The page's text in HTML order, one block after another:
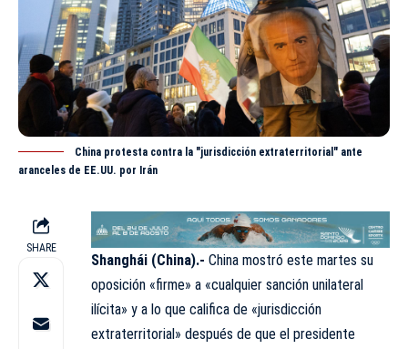
China protesta contra la "jurisdicción extraterritorial" ante
aranceles de EE.UU. por Irán
SHARE
Shanghái (China).- China mostró este martes su
oposición «firme» a «cualquier sanción unilateral
ilícita» y a lo que califica de «jurisdicción
extraterritorial» después de que el presidente